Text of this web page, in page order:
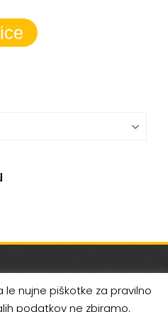
OMREŽJIH
nujne piškotke za pravilno
podatkov ne zbiramo.